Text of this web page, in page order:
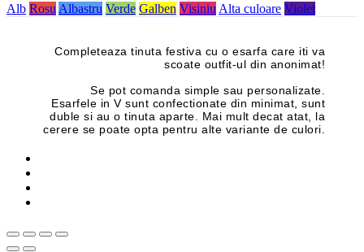
Alb Rosu Albastru Verde Galben Visiniu Alta culoare Violet
Completeaza tinuta festiva cu o esarfa care iti va
scoate outfit-ul din anonimat!
Se pot comanda simple sau personalizate.
Esarfele in V sunt confectionate din minimat, sunt
duble si au o tinuta aparte. Mai mult decat atat, la
cerere se poate opta pentru alte variante de culori.